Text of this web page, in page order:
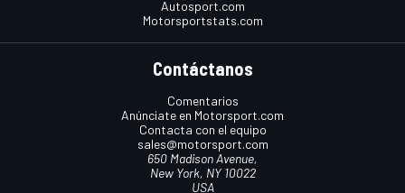
Autosport.com
Motorsportstats.com
Contáctanos
Comentarios
Anúnciate en Motorsport.com
Contacta con el equipo
sales@motorsport.com
650 Madison Avenue,
New York, NY 10022
USA